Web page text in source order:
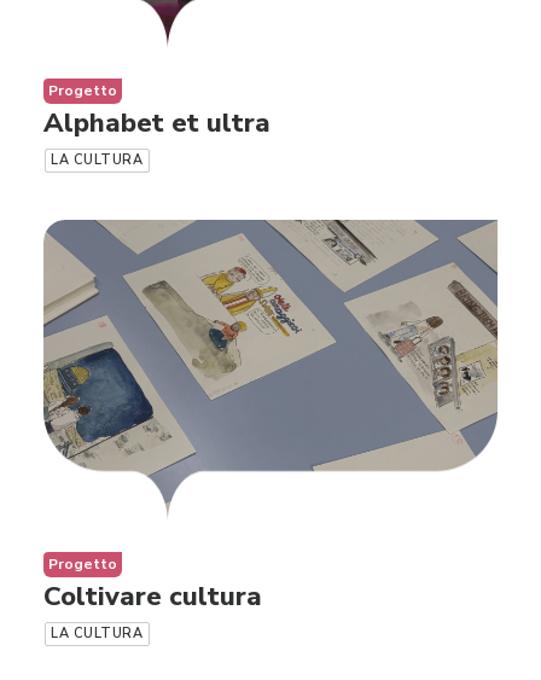
Progetto
Alphabet et ultra
LA CULTURA
Progetto
Coltivare cultura
LA CULTURA